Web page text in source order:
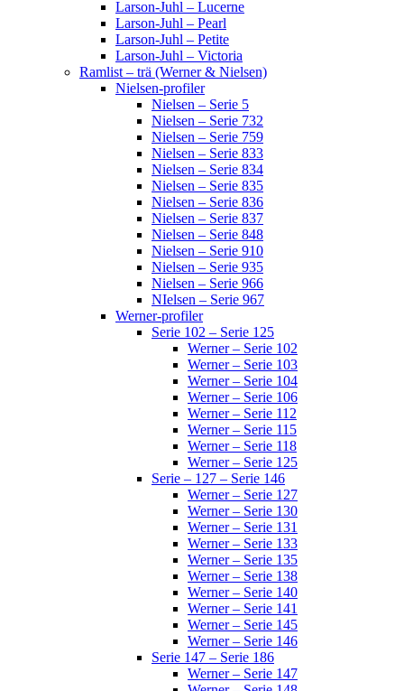
Larson-Juhl – Lucerne
Larson-Juhl – Pearl
Larson-Juhl – Petite
Larson-Juhl – Victoria
Ramlist – trä (Werner & Nielsen)
Nielsen-profiler
Nielsen – Serie 5
Nielsen – Serie 732
Nielsen – Serie 759
Nielsen – Serie 833
Nielsen – Serie 834
Nielsen – Serie 835
Nielsen – Serie 836
Nielsen – Serie 837
Nielsen – Serie 848
Nielsen – Serie 910
Nielsen – Serie 935
Nielsen – Serie 966
NIelsen – Serie 967
Werner-profiler
Serie 102 – Serie 125
Werner – Serie 102
Werner – Serie 103
Werner – Serie 104
Werner – Serie 106
Werner – Serie 112
Werner – Serie 115
Werner – Serie 118
Werner – Serie 125
Serie – 127 – Serie 146
Werner – Serie 127
Werner – Serie 130
Werner – Serie 131
Werner – Serie 133
Werner – Serie 135
Werner – Serie 138
Werner – Serie 140
Werner – Serie 141
Werner – Serie 145
Werner – Serie 146
Serie 147 – Serie 186
Werner – Serie 147